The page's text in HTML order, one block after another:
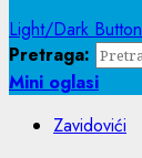
Light/Dark Button
Pretraga:
Mini oglasi
Zavidovići